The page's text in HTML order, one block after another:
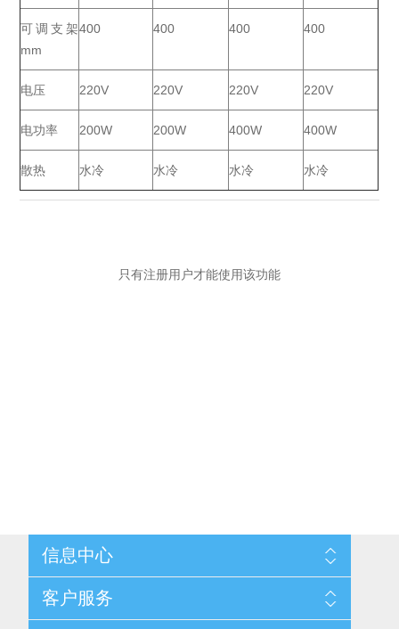
可调支架
mm
400 400 400 400
电压 220V 220V 220V 220V
电功率 200W 200W 400W 400W
散热 水冷 水冷 水冷 水冷
只有注册用户才能使用该功能
信息中心
配送与退换政策
隐私条款
客户服务